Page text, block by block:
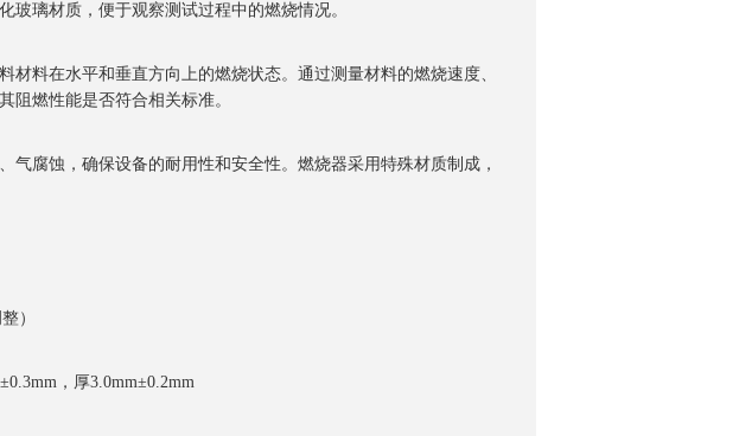
玻璃材质，便于观察测试过程中的燃烧情况。
料在水平和垂直方向上的燃烧状态。通过测量材料的燃烧速度、
阻燃性能是否符合相关标准。
腐蚀，确保设备的耐用性和安全性。燃烧器采用特殊材质制成，
）
，厚3.0mm±0.2mm